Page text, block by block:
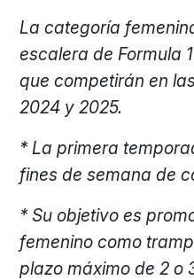
La categoría
escalera de Formula
que competirán en
2024 y 2025.
* La primera
fines de semana de
* Su objetivo es
femenino como
plazo máximo de 2 o